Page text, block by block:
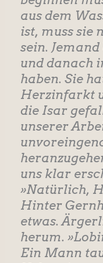
aus dem
ist, muss sie
sein.
und danach
haben. Sie
Herzinfarkt
die Isar
unserer
uns klar
»Natürlich,
Hinter
etwas.
herum.
Ein Mann